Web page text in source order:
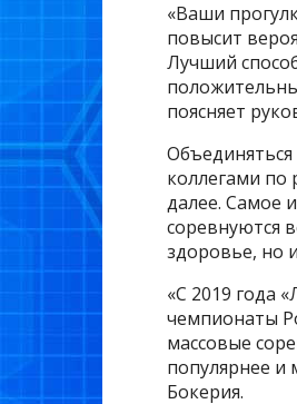
«Ваши
повысит
Лучший
поясняет
коллегами по
далее. Самое
соревнуются
здоровье, но
«С 2019 года
чемпионаты
массовые
популярнее и
Бокерия.